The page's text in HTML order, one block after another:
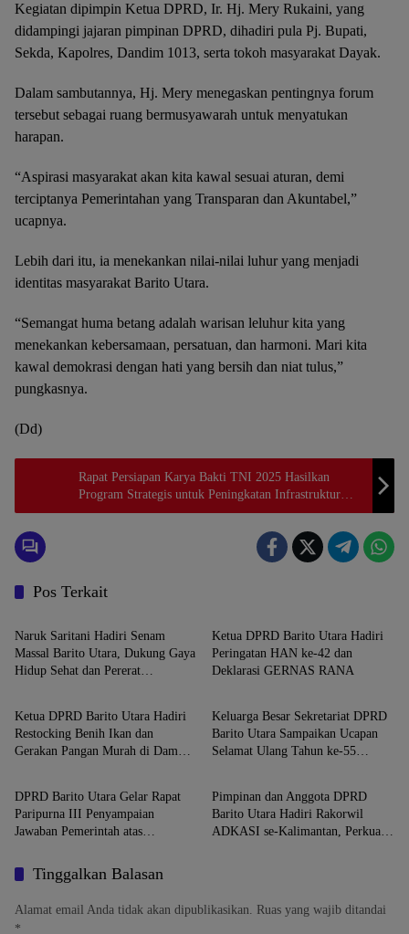
Kegiatan dipimpin Ketua DPRD, Ir. Hj. Mery Rukaini, yang
didampingi jajaran pimpinan DPRD, dihadiri pula Pj. Bupati,
Sekda, Kapolres, Dandim 1013, serta tokoh masyarakat Dayak.
Dalam sambutannya, Hj. Mery menegaskan pentingnya forum
tersebut sebagai ruang bermusyawarah untuk menyatukan
harapan.
“Aspirasi masyarakat akan kita kawal sesuai aturan, demi
terciptanya Pemerintahan yang Transparan dan Akuntabel,”
ucapnya.
Lebih dari itu, ia menekankan nilai-nilai luhur yang menjadi
identitas masyarakat Barito Utara.
“Semangat huma betang adalah warisan leluhur kita yang
menekankan kebersamaan, persatuan, dan harmoni. Mari kita
kawal demokrasi dengan hati yang bersih dan niat tulus,”
pungkasnya.
(Dd)
Rapat Persiapan Karya Bakti TNI 2025 Hasilkan
Program Strategis untuk Peningkatan Infrastruktur
Desa
Pos Terkait
Barito Utara
Naruk Saritani Hadiri Senam
Massal Barito Utara, Dukung Gaya
Hidup Sehat dan Pererat
Ketua DPRD Barito Utara Hadiri
Peringatan HAN ke-42 dan
Deklarasi GERNAS RANA
Barito Utara
Ketua DPRD Barito Utara Hadiri
Restocking Benih Ikan dan
Gerakan Pangan Murah di Dam
Barito Utara
Keluarga Besar Sekretariat DPRD
Barito Utara Sampaikan Ucapan
Selamat Ulang Tahun ke-55
Barito Utara
DPRD Barito Utara Gelar Rapat
Paripurna III Penyampaian
Jawaban Pemerintah atas
DPRD
Barito Utara
Pimpinan dan Anggota DPRD
Barito Utara Hadiri Rakorwil
ADKASI se-Kalimantan, Perkuat
Tinggalkan Balasan
Alamat email Anda tidak akan dipublikasikan. Ruas yang wajib ditandai
*